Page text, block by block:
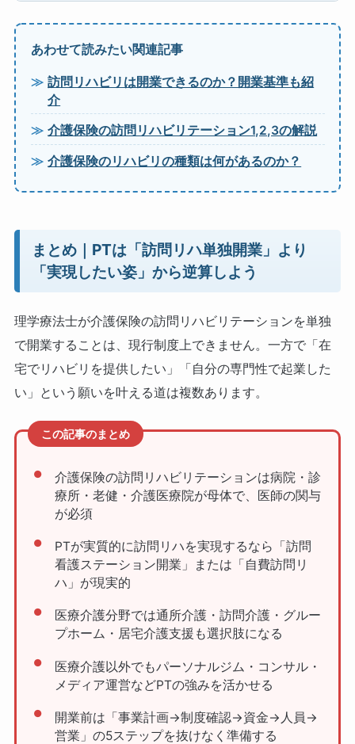
あわせて読みたい関連記事
訪問リハビリは開業できるのか？開業基準も紹
介
介護保険の訪問リハビリテーション1,2,3の解説
介護保険のリハビリの種類は何があるのか？
まとめ｜PTは「訪問リハ単独開業」より
「実現したい姿」から逆算しよう
理学療法士が介護保険の訪問リハビリテーションを単独
で開業することは、現行制度上できません。一方で「在
宅でリハビリを提供したい」「自分の専門性で起業した
い」という願いを叶える道は複数あります。
この記事のまとめ
介護保険の訪問リハビリテーションは病院・診
療所・老健・介護医療院が母体で、医師の関与
が必須
PTが実質的に訪問リハを実現するなら「訪問
看護ステーション開業」または「自費訪問リ
ハ」が現実的
医療介護分野では通所介護・訪問介護・グルー
プホーム・居宅介護支援も選択肢になる
医療介護以外でもパーソナルジム・コンサル・
メディア運営などPTの強みを活かせる
開業前は「事業計画→制度確認→資金→人員→
営業」の5ステップを抜けなく準備する